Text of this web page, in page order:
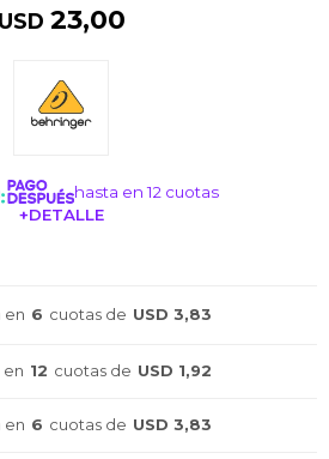
USD 23,00
hasta en 12 cuotas
+DETALLE
en 6 cuotas de USD 3,83
en 12 cuotas de USD 1,92
en 6 cuotas de USD 3,83